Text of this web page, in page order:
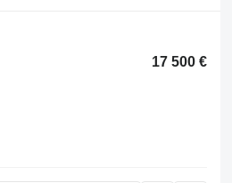
17 500 €